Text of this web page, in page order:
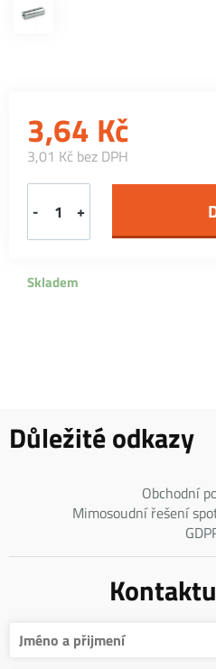
3,64 Kč
3,01 Kč bez DPH
- +
Skladem
Důležité odkazy
Obchodní
Mimosoudní řešení